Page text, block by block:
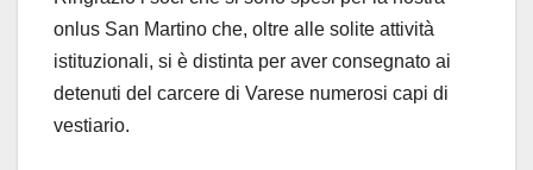
onlus San Martino che, oltre alle solite attività
istituzionali, si è distinta per aver consegnato ai
detenuti del carcere di Varese numerosi capi di
vestiario.